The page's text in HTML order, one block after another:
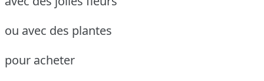
ou avec des plantes
pour acheter